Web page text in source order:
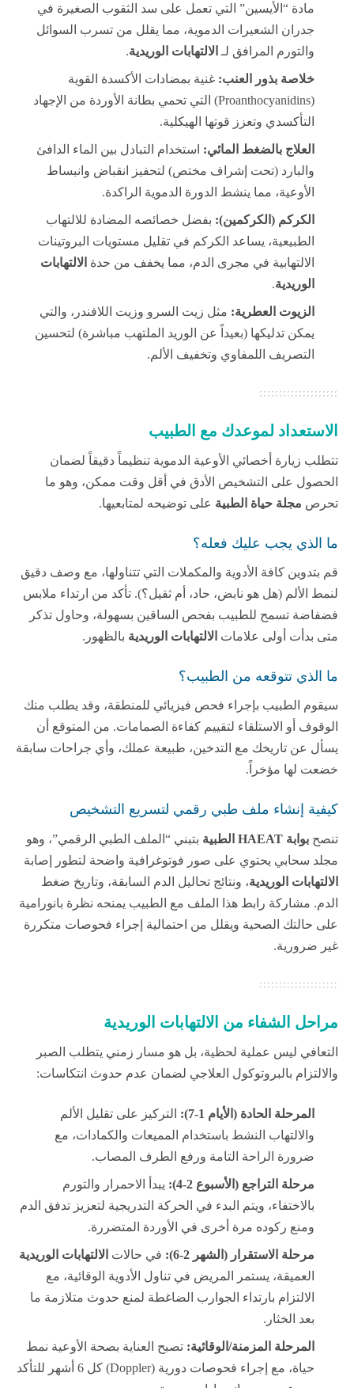
مادة “الأيسين” التي تعمل على سد الثقوب الصغيرة في
جدران الشعيرات الدموية، مما يقلل من تسرب السوائل
والتورم المرافق لـ الالتهابات الوريدية.
خلاصة بذور العنب: غنية بمضادات الأكسدة القوية
(Proanthocyanidins) التي تحمي بطانة الأوردة من الإجهاد
التأكسدي وتعزز قوتها الهيكلية.
العلاج بالضغط المائي: استخدام التبادل بين الماء الدافئ
والبارد (تحت إشراف مختص) لتحفيز انقباض وانبساط
الأوعية، مما ينشط الدورة الدموية الراكدة.
الكركم (الكركمين): بفضل خصائصه المضادة للالتهاب
الطبيعية، يساعد الكركم في تقليل مستويات البروتينات
الالتهابية في مجرى الدم، مما يخفف من حدة الالتهابات
الوريدية.
الزيوت العطرية: مثل زيت السرو وزيت اللافندر، والتي
يمكن تدليكها (بعيداً عن الوريد الملتهب مباشرة) لتحسين
التصريف اللمفاوي وتخفيف الألم.
الاستعداد لموعدك مع الطبيب
تتطلب زيارة أخصائي الأوعية الدموية تنظيماً دقيقاً لضمان
الحصول على التشخيص الأدق في أقل وقت ممكن، وهو ما
تحرص مجلة حياة الطبية على توضيحه لمتابعيها.
ما الذي يجب عليك فعله؟
قم بتدوين كافة الأدوية والمكملات التي تتناولها، مع وصف دقيق
لنمط الألم (هل هو نابض، حاد، أم ثقيل؟). تأكد من ارتداء ملابس
فضفاضة تسمح للطبيب بفحص الساقين بسهولة، وحاول تذكر
متى بدأت أولى علامات الالتهابات الوريدية بالظهور.
ما الذي تتوقعه من الطبيب؟
سيقوم الطبيب بإجراء فحص فيزيائي للمنطقة، وقد يطلب منك
الوقوف أو الاستلقاء لتقييم كفاءة الصمامات. من المتوقع أن
يسأل عن تاريخك مع التدخين، طبيعة عملك، وأي جراحات سابقة
خضعت لها مؤخراً.
كيفية إنشاء ملف طبي رقمي لتسريع التشخيص
تنصح بوابة HAEAT الطبية
بتبني “الملف الطبي الرقمي”، وهو
مجلد سحابي يحتوي على صور فوتوغرافية واضحة لتطور إصابة
الالتهابات الوريدية، ونتائج تحاليل الدم السابقة، وتاريخ ضغط
الدم. مشاركة رابط هذا الملف مع الطبيب يمنحه نظرة بانورامية
على حالتك الصحية ويقلل من احتمالية إجراء فحوصات متكررة
غير ضرورية.
مراحل الشفاء من الالتهابات الوريدية
التعافي ليس عملية لحظية، بل هو مسار زمني يتطلب الصبر
والالتزام بالبروتوكول العلاجي لضمان عدم حدوث انتكاسات:
المرحلة الحادة (الأيام 1-7):
التركيز على تقليل الألم
والالتهاب النشط باستخدام المميعات والكمادات، مع
ضرورة الراحة التامة ورفع الطرف المصاب.
مرحلة التراجع (الأسبوع 2-4):
يبدأ الاحمرار والتورم
بالاختفاء، ويتم البدء في الحركة التدريجية لتعزيز تدفق الدم
ومنع ركوده مرة أخرى في الأوردة المتضررة.
مرحلة الاستقرار (الشهر 2-6): في حالات الالتهابات الوريدية
العميقة، يستمر المريض في تناول الأدوية الوقائية، مع
الالتزام بارتداء الجوارب الضاغطة لمنع حدوث متلازمة ما
بعد الخثار.
المرحلة المزمنة/الوقائية: تصبح العناية بصحة الأوعية نمط
حياة، مع إجراء فحوصات دورية (Doppler) كل 6 أشهر للتأكد